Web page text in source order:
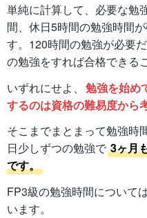
単純に計算して、必要な勉
間、休日5時間の勉強時間
す。120時間の勉強が必要
の勉強をすれば合格できる
いずれにせよ、 勉強を始め
するのは資格の難易度から
そこまでまとまって勉強時
日少しずつの勉強で 3ヶ月
です。
FP3級の勉強時間について
います。